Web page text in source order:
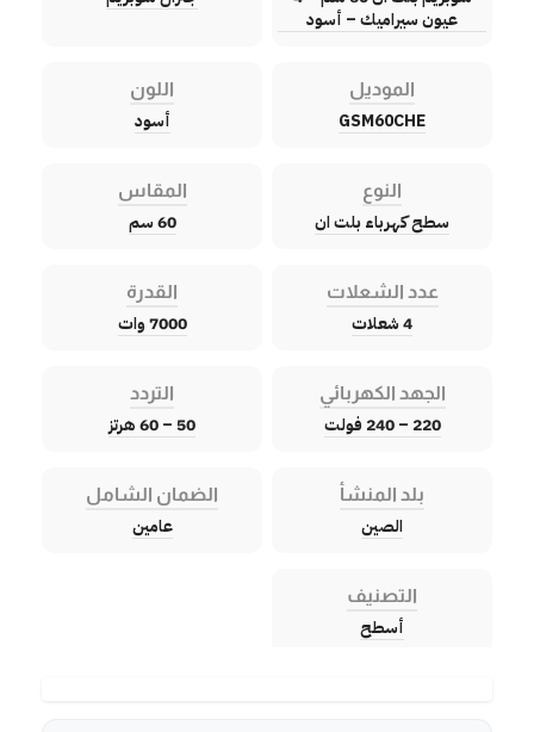
عيون سيراميك – أسود
الموديل
GSM60CHE
اللون
أسود
النوع
سطح كهرباء بلت ان
المقاس
60 سم
عدد الشعلات
4 شعلات
القدرة
7000 وات
الجهد الكهربائي
220 – 240 فولت
التردد
50 – 60 هرتز
بلد المنشأ
الصين
الضمان الشامل
عامين
التصنيف
أسطح